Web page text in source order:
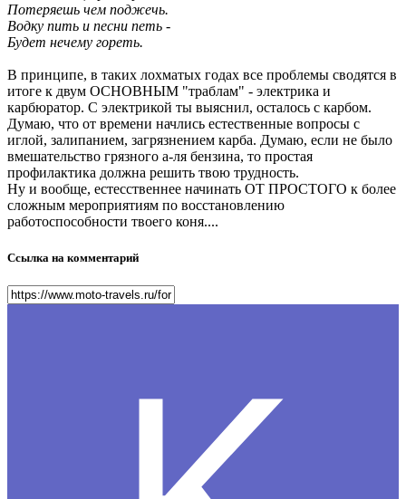
Потеряешь чем поджечь.
Водку пить и песни петь -
Будет нечему гореть.
В принципе, в таких лохматых годах все проблемы сводятся в
итоге к двум ОСНОВНЫМ "траблам" - электрика и
карбюратор. С электрикой ты выяснил, осталось с карбом.
Думаю, что от времени начлись естественные вопросы с
иглой, залипанием, загрязнением карба. Думаю, если не было
вмешательство грязного а-ля бензина, то простая
профилактика должна решить твою трудность.
Ну и вообще, естесственнее начинать ОТ ПРОСТОГО к более
сложным мероприятиям по восстановлению
работоспособности твоего коня....
Ссылка на комментарий